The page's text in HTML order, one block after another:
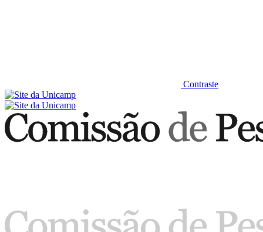
Contraste